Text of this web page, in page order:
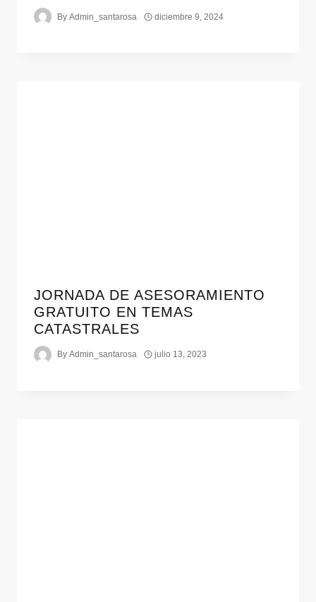
By Admin_santarosa diciembre 9, 2024
JORNADA DE ASESORAMIENTO
GRATUITO EN TEMAS
CATASTRALES
By Admin_santarosa julio 13, 2023